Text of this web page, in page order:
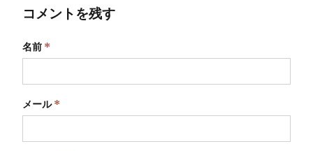
コメントを残す
名前 *
メール*